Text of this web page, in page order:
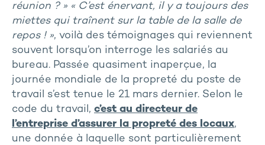
réunion ? » « C’est énervant, il y a toujours des
miettes qui traînent sur la table de la salle de
repos ! », voilà des témoignages qui reviennent
souvent lorsqu’on interroge les salariés au
bureau. Passée quasiment inaperçue, la
journée mondiale de la propreté du poste de
travail s’est tenue le 21 mars dernier. Selon le
code du travail, c’est au directeur de
l’entreprise d’assurer la propreté des locaux,
une donnée à laquelle sont particulièrement